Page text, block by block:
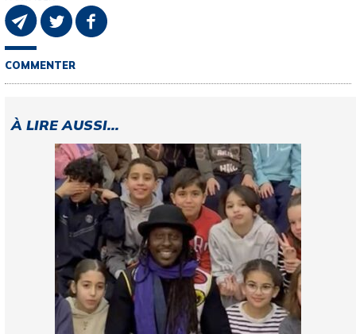
COMMENTER
À LIRE AUSSI...